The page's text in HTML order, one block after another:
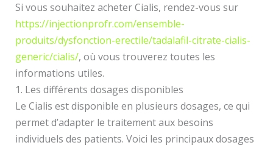
Si vous souhaitez acheter Cialis, rendez-vous sur
https://injectionprofr.com/ensemble-
produits/dysfonction-erectile/tadalafil-citrate-cialis-
generic/cialis/, où vous trouverez toutes les
informations utiles.
1. Les différents dosages disponibles
Le Cialis est disponible en plusieurs dosages, ce qui
permet d’adapter le traitement aux besoins
individuels des patients. Voici les principaux dosages